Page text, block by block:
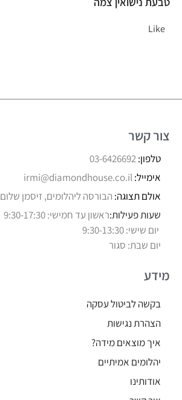
Like
צור קשר
טלפון:03-6426692
אימייל:irmi@diamondhouse.co.il
אולם תצוגה: הבורסה ליהלומים, זיסמן שלום 1, רמת גן
שעות פעילות:ראשון עד חמישי: 9:30-17:30
יום שישי: 9:30-13:30
יום שבת: סגור
מידע
בקשה לביטול עסקה
הצהרת נגישות
איך מוצאים מידה?
יהלומים אמיתיים
אודותינו